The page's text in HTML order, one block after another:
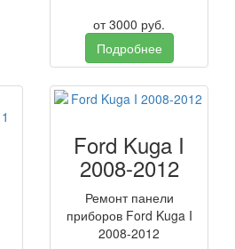
от3000 руб.
Подробнее
Ford Kuga I
2008-2012
Ремонт панели
приборов Ford Kuga I
2008-2012